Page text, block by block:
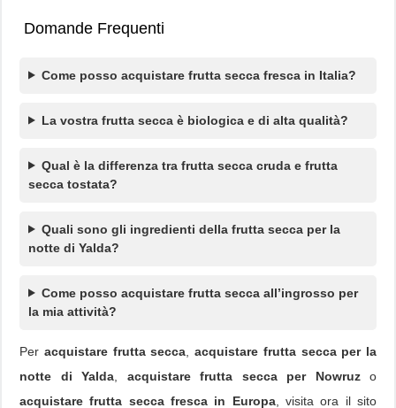
Domande Frequenti
Come posso acquistare frutta secca fresca in Italia?
La vostra frutta secca è biologica e di alta qualità?
Qual è la differenza tra frutta secca cruda e frutta
secca tostata?
Quali sono gli ingredienti della frutta secca per la
notte di Yalda?
Come posso acquistare frutta secca all’ingrosso per
la mia attività?
Per acquistare frutta secca
acquistare frutta secca per la
notte di Yalda
acquistare frutta secca per Nowruzo
acquistare frutta secca fresca in Europa, visita ora il sito